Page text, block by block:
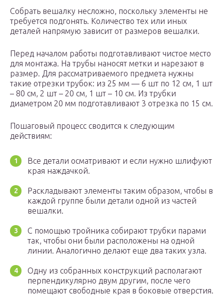
Собрать вешалку несложно, поскольку элементы не
требуется подгонять. Количество тех или иных
деталей напрямую зависит от размеров вешалки.
Перед началом работы подготавливают чистое место
для монтажа. На трубы наносят метки и нарезают в
размер. Для рассматриваемого предмета нужны
такие отрезки трубок: из 25 мм — 6 шт по 12 см, 1 шт
– 80 см, 2 шт – 20 см, 1 шт – 10 см. Из трубки
диаметром 20 мм подготавливают 3 отрезка по 15 см.
Пошаговый процесс сводится к следующим
действиям:
Все детали осматривают и если нужно шлифуют
края наждачкой.
Раскладывают элементы таким образом, чтобы в
каждой группе были детали одной из частей
вешалки.
С помощью тройника собирают трубки парами
так, чтобы они были расположены на одной
линии. Аналогично делают еще два таких узла.
Одну из собранных конструкций располагают
перпендикулярно двум другим, после чего
помещают свободные края в боковые отверстия.